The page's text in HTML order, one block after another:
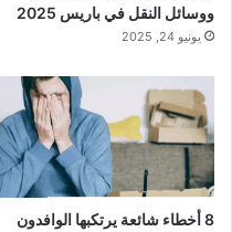
ووسائل النقل في باريس 2025
يونيو 24, 2025
8 أخطاء شائعة يرتكبها الوافدون